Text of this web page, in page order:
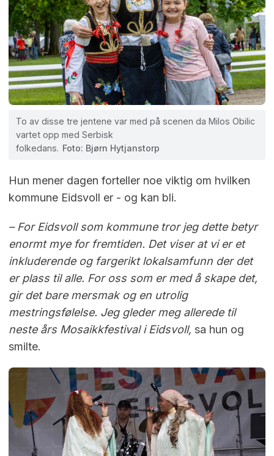
To av disse tre jentene var med på scenen da Milos Obilic
vartet opp med Serbisk
folkedans. Foto: Bjørn Hytjanstorp
Hun mener dagen forteller noe viktig om hvilken
kommune Eidsvoll er - og kan bli.
– For Eidsvoll som kommune tror jeg dette betyr
enormt mye for fremtiden. Det viser at vi er et
inkluderende og fargerikt lokalsamfunn der det
er plass til alle. For oss som er med å skape det,
gir det bare mersmak og en utrolig
mestringsfølelse. Jeg gleder meg allerede til
neste års Mosaikkfestival i Eidsvoll, sa hun og
smilte.